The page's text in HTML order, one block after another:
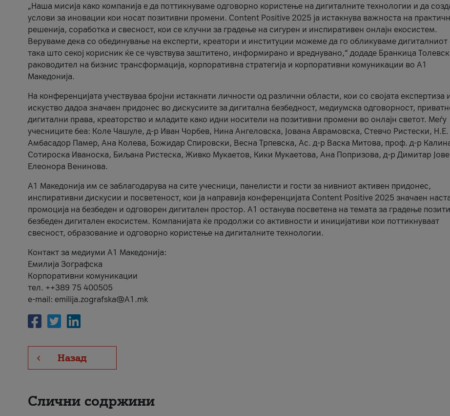
„Наша мисија како компанија е да поттикнуваме одговорно користење на дигиталните технологии и да
услови за иновации кои носат позитивни промени. Content Positive 2025 ја истакнува важноста на
решенија, соработка и свесност, кои се клучни за градење на сигурен и инспиративен онлајн екосистем.
Веруваме дека со обединување на експерти, креатори и институции можеме да го обликуваме дигиталниот
така што секој корисник ќе се чувствува заштитено, информирано и вреднувано,“ додаде Бранкица
раководител на бизнис трансформација, корпоративна стратегија и корпоративни комуникации во А1
Македонија.
На конференцијата учествуваа бројни истакнати личности од различни области, кои со својата експертиза
искуство дадоа значаен придонес во дискусиите за дигитална безбедност, медиумска одговорност,
дигитални права, креаторство и младите како идни носители на позитивни промени во онлајн светот. Меѓу
учесниците беа: Коле Чашуле, д-р Иван Чорбев, Нина Ангеловска, Јована Аврамовска, Стевчо Ристески, Н.Е.
Амбасадор Памер, Ана Колева, Божидар Спировски, Весна Трпевска, Ас. д-р Васка Митова, проф. д-р
Сотироска Иваноска, Биљана Ристеска, Живко Мукаетов, Кики Мукаетова, Ана Попризова, д-р Димитар
Елеонора Венинова.
А1 Македонија им се заблагодарува на сите учесници, панелисти и гости за нивниот активен придонес,
инспиративни дискусии и посветеност, кои ја направија конференцијата Content Positive 2025 значаен
промоција на безбеден и одговорен дигитален простор. А1 останува посветена на темата за градење
безбеден дигитален екосистем. Компанијата ќе продолжи со активности и иницијативи кои поттикнуваат
свесност, образование и одговорно користење на дигиталните технологии.
Контакт за медиуми А1 Македонија:
Емилија Зографска
Корпоративни комуникации
тел. ++389 75 400505
e-mail: emilija.zografska@A1.mk
Назад
Слични содржини